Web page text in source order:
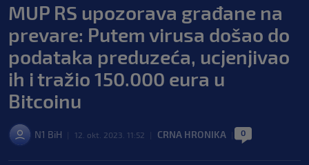
MUP RS upozorava građane na
prevare: Putem virusa došao do
podataka preduzeća, ucjenjivao
ih i tražio 150.000 eura u
Bitcoinu
N1 BiH 12. okt. 2023. 11:52 CRNA HRONIKA 0